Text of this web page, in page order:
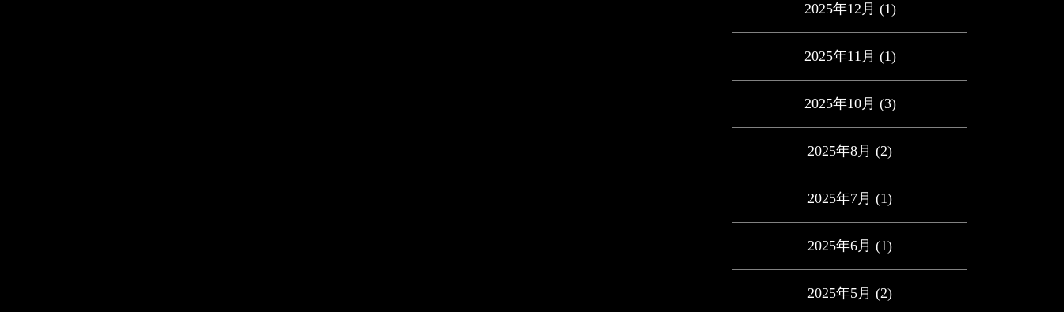
2025年12月 (1)
2025年11月 (1)
2025年10月 (3)
2025年8月 (2)
2025年7月 (1)
2025年6月 (1)
2025年5月 (2)